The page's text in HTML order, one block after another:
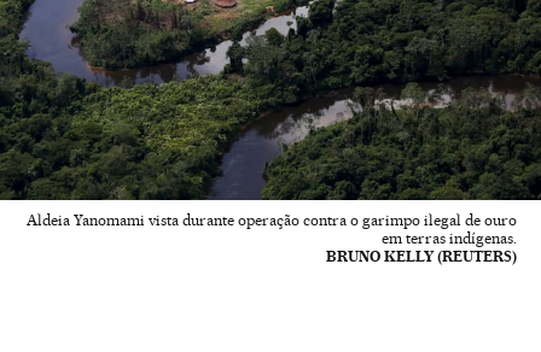
Aldeia Yanomami vista durante operação contra o garimpo ilegal de ouro
em terras indígenas.
BRUNO KELLY (REUTERS)